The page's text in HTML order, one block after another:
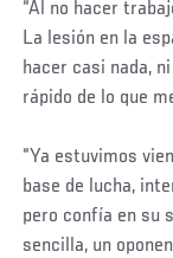
“Al no hacer
La lesión en la
hacer casi nada,
rápido de lo que
“Ya estuvimos
base de lucha,
pero confía en su
sencilla, un